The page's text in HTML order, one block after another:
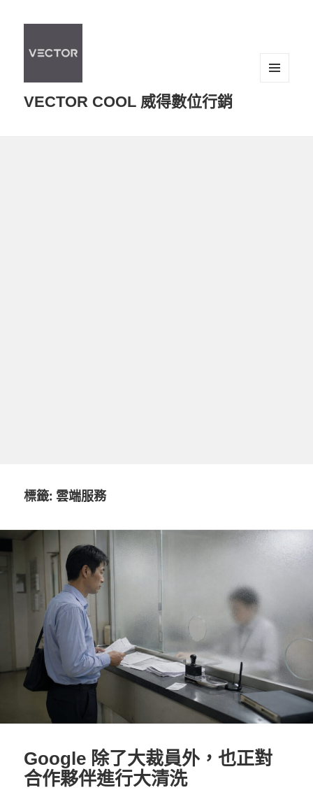
VECTOR COOL 威得數位行銷
標籤: 雲端服務
Google 除了大裁員外，也正對
合作夥伴進行大清洗